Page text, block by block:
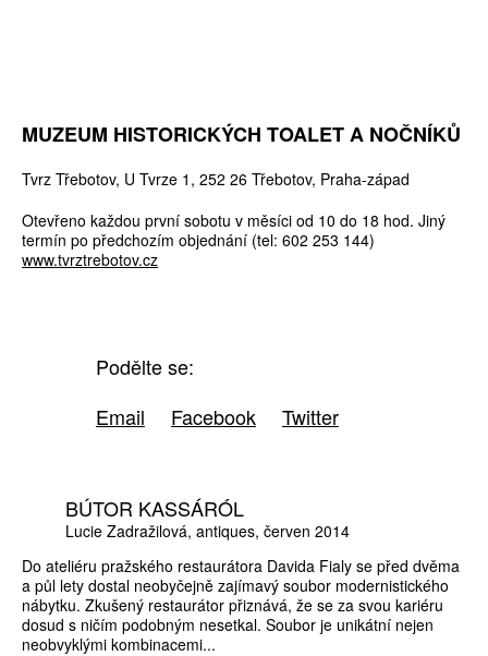
MUZEUM HISTORICKÝCH TOALET A NOČNÍKŮ
Tvrz Třebotov, U Tvrze 1, 252 26 Třebotov, Praha-západ
Otevřeno každou první sobotu v měsíci od 10 do 18 hod. Jiný
termín po předchozím objednání (tel: 602 253 144)
www.tvrztrebotov.cz
Podělte se:
Email
Facebook Twitter
BÚTOR KASSÁRÓL
Lucie Zadražilová antiques červen 2014
Do ateliéru pražského restaurátora Davida Fialy se před dvěma
a půl lety dostal neobyčejně zajímavý soubor modernistického
nábytku. Zkušený restaurátor přiznává, že se za svou kariéru
dosud s ničím podobným nesetkal. Soubor je unikátní nejen
neobvyklými kombinacemi...